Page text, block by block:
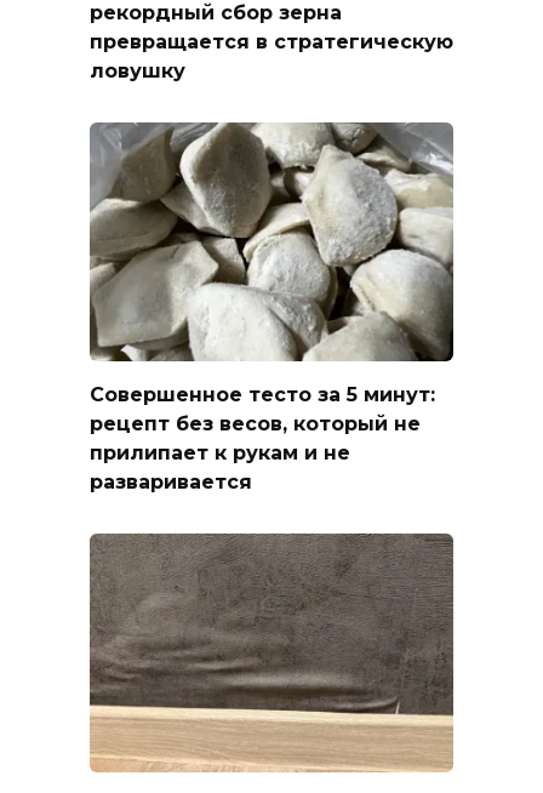
рекордный сбор зерна
превращается в стратегическую
ловушку
Совершенное тесто за 5 минут:
рецепт без весов, который не
прилипает к рукам и не
разваривается